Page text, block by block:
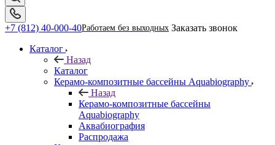
+7 (812) 40-000-40Работаем без выходных Заказать звонок
Каталог
Назад
Каталог
Керамо-композитные бассейны Aquabiography
Назад
Керамо-композитные бассейны
Aquabiography
Аквабиография
Распродажа